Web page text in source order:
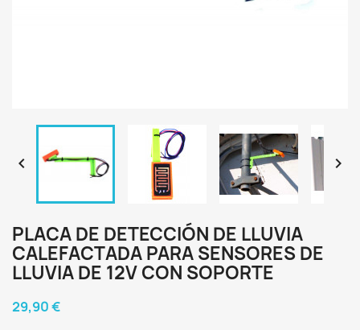
 
PLACA DE DETECCIÓN DE LLUVIA
CALEFACTADA PARA SENSORES DE
LLUVIA DE 12V CON SOPORTE
29,90 €